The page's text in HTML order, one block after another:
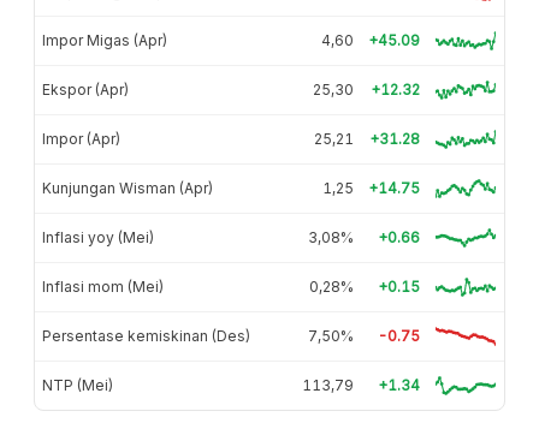
Impor Migas (Apr) 4,60 +45.09
Ekspor (Apr) 25,30 +12.32
Impor (Apr) 25,21 +31.28
Kunjungan Wisman (Apr) 1,25 +14.75
Inflasi yoy (Mei) 3,08% +0.66
Inflasi mom (Mei) 0,28% +0.15
Persentase kemiskinan (Des) 7,50% -0.75
NTP (Mei) 113,79 +1.34